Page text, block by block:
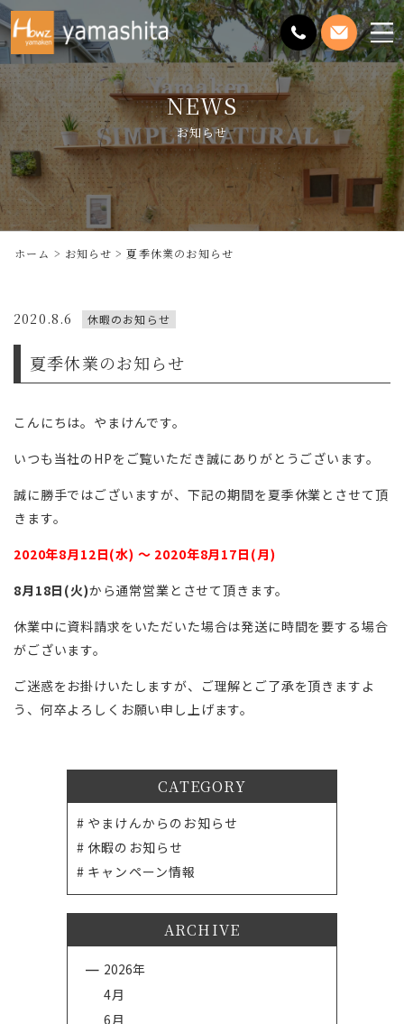
メ
ニ
ュ
ー
を
開
く
NEWS
お知らせ
ホーム お知らせ 夏季休業のお知らせ
2020.8.6 休暇のお知らせ
夏季休業のお知らせ
こんにちは。やまけんです。
いつも当社のHPをご覧いただき誠にありがとうございます。
誠に勝手ではございますが、下記の期間を夏季休業とさせて頂
きます。
2020年8月12日(水) ～ 2020年8月17日(月)
8月18日(火)から通常営業とさせて頂きます。
休業中に資料請求をいただいた場合は発送に時間を要する場合
がございます。
ご迷惑をお掛けいたしますが、ご理解とご了承を頂きますよ
う、何卒よろしくお願い申し上げます。
CATEGORY
やまけんからのお知らせ
休暇のお知らせ
キャンペーン情報
ARCHIVE
2026年
4月
6月